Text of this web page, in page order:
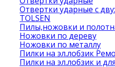
Отвертки ударные с
TOLSEN
Пилы,ножовки и
Ножовки по дереву
Ножовки по металлу
Пилки на эл.лобзик
Пилки на эл.лобзик и